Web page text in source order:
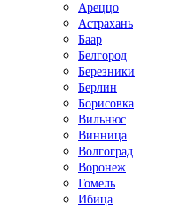
Ареццо
Астрахань
Баар
Белгород
Березники
Берлин
Борисовка
Вильнюс
Винница
Волгоград
Воронеж
Гомель
Ибица